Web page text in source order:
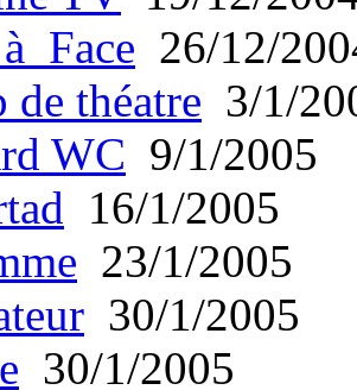
Face 26/12/
de théatre 3/1/
WC 9/1/2005
16/1/2005
23/1/2005
30/1/2005
30/1/2005